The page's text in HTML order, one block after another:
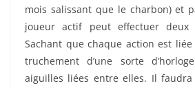
mois salissant que le charbon) et
joueur actif peut effectuer deux
Sachant que chaque action est
truchement d’une sorte
aiguilles liées entre elles. Il